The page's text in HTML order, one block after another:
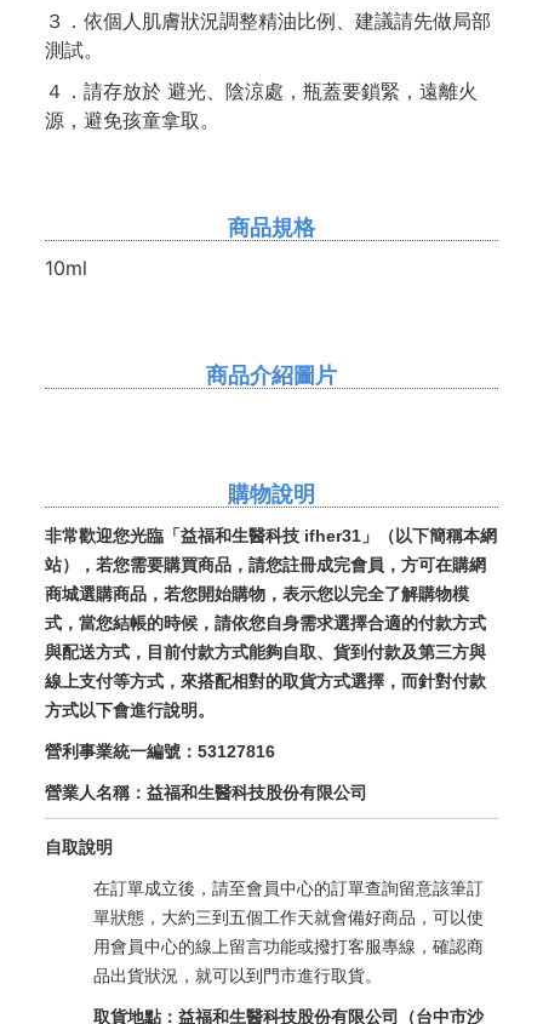
３．依個人肌膚狀況調整精油比例、建議請先做局部
測試。
４．請存放於 避光、陰涼處，瓶蓋要鎖緊，遠離火
源，避免孩童拿取。
商品規格
10ml
商品介紹圖片
購物說明
非常歡迎您光臨「益福和生醫科技 ifher31」（以下簡稱本網
站），若您需要購買商品，請您註冊成完會員，方可在購網
商城選購商品， 若您開始購物，表示您以完全了解購物模
式，當您結帳的時候，請依您自身需求選擇合適的付款方式
與配送方式，目前付款方式能夠自取、貨到付款及第三方與
線上支付等方式，來搭配相對的取貨方式選擇，而針對付款
方式以下會進行說明。
營利事業統一編號：53127816
營業人名稱：益福和生醫科技股份有限公司
自取說明
在訂單成立後，請至會員中心的訂單查詢留意該筆訂
單狀態，大約三到五個工作天就會備好商品，可以使
用會員中心的線上留言功能或撥打客服專線，確認商
品出貨狀況，就可以到門市進行取貨。
取貨地點：益福和生醫科技股份有限公司（台中市沙